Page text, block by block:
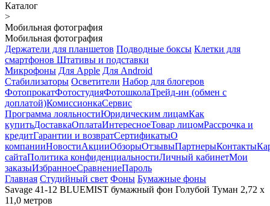
Каталог
>
Мобильная фотография
Мобильная фотография
Держатели для планшетов Подводные боксы Клетки для
смартфонов Штативы и подставки
Микрофоны Для Apple Для Android
Стабилизаторы Осветители Набор для блогеров
ФотопрокатФотостудияФотошколаТрейд-ин (обмен с
доплатой)КомиссионкаСервис
Программа лояльностиЮридическим лицамКак
купитьДоставкаОплатаИнтересноеТовар лицомРассрочка и
кредитГарантии и возвратСертификатыО
компанииНовостиАкцииОбзорыОтзывыПартнерыКонтакты
сайтаПолитика конфиденциальностиЛичный кабинетМои
заказыИзбранноеСравнениеПароль
Главная Студийный свет Фоны Бумажные фоны
Savage 41-12 BLUEMIST бумажный фон Голубой Туман 2,72 х
11,0 метров